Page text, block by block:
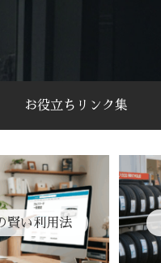
お役立ちリンク集
賢い利用法